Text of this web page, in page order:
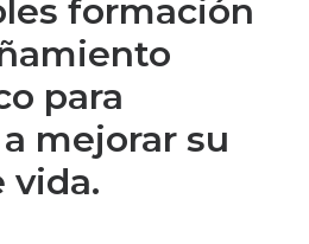
formación
para
mejorar su
vida.